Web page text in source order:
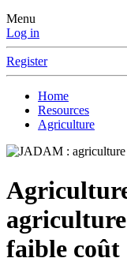
Menu
Log in
Register
Home
Resources
Agriculture
faible coût